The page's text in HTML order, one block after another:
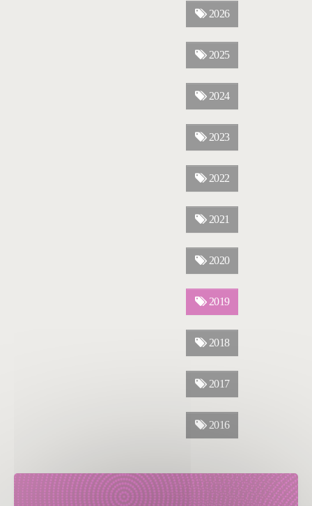
2026
2025
2024
2023
2022
2021
2020
2019
2018
2017
2016